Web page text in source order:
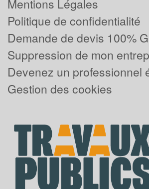
Mentions Légales
Politique de confidentialité
Demande de devis 100%
Suppression de mon
Devenez un professionnel
Gestion des cookies